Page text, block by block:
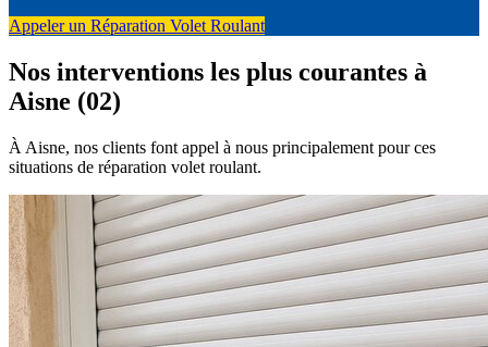
Appeler un Réparation Volet Roulant
Nos interventions les plus courantes à
Aisne (02)
À Aisne, nos clients font appel à nous principalement pour ces
situations de réparation volet roulant.